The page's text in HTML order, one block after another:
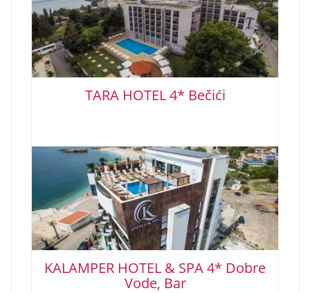
TARA HOTEL 4* Bečići
KALAMPER HOTEL & SPA 4* Dobre
Vode, Bar